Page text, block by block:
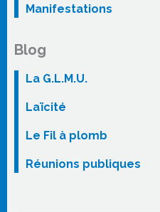
Manifestations
Blog
La G.L.M.U.
Laïcité
Le Fil à plomb
Réunions publiques